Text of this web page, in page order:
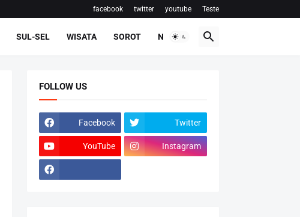
facebook twitter youtube Teste
SUL-SEL WISATA SOROT NASIONAL
FOLLOW US
Facebook Twitter
YouTube Instagram